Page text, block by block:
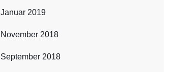
Januar 2019
November 2018
September 2018